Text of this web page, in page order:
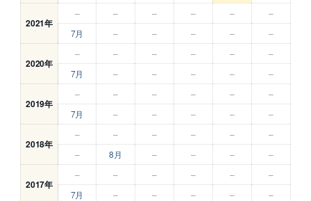
2021年
– – – – –
–
7月
– – – – –
2020年
– – – – –
–
7月
– – – – –
2019年
– – – – –
–
7月
– – – – –
2018年
– – – – –
–
–
8月 – – – –
2017年
– – – – –
–
7月
– – – – –